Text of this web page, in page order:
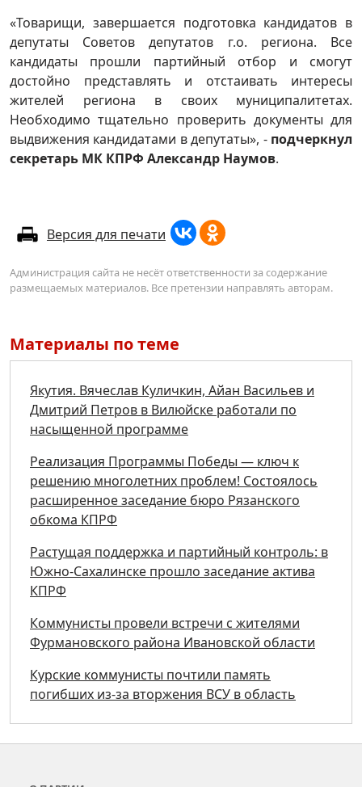
«Товарищи, завершается подготовка кандидатов в
депутаты Советов депутатов г.о. региона. Все
кандидаты прошли партийный отбор и смогут
достойно представлять и отстаивать интересы
жителей региона в своих муниципалитетах.
Необходимо тщательно проверить документы для
выдвижения кандидатами в депутаты», - подчеркнул
секретарь МК КПРФ Александр Наумов.
Версия для печати
Администрация сайта не несёт ответственности за содержание
размещаемых материалов. Все претензии направлять авторам.
Материалы по теме
Якутия. Вячеслав Куличкин, Айан Васильев и
Дмитрий Петров в Вилюйске работали по
насыщенной программе
Реализация Программы Победы — ключ к
решению многолетних проблем! Состоялось
расширенное заседание бюро Рязанского
обкома КПРФ
Растущая поддержка и партийный контроль: в
Южно-Сахалинске прошло заседание актива
КПРФ
Коммунисты провели встречи с жителями
Фурмановского района Ивановской области
Курские коммунисты почтили память
погибших из-за вторжения ВСУ в область